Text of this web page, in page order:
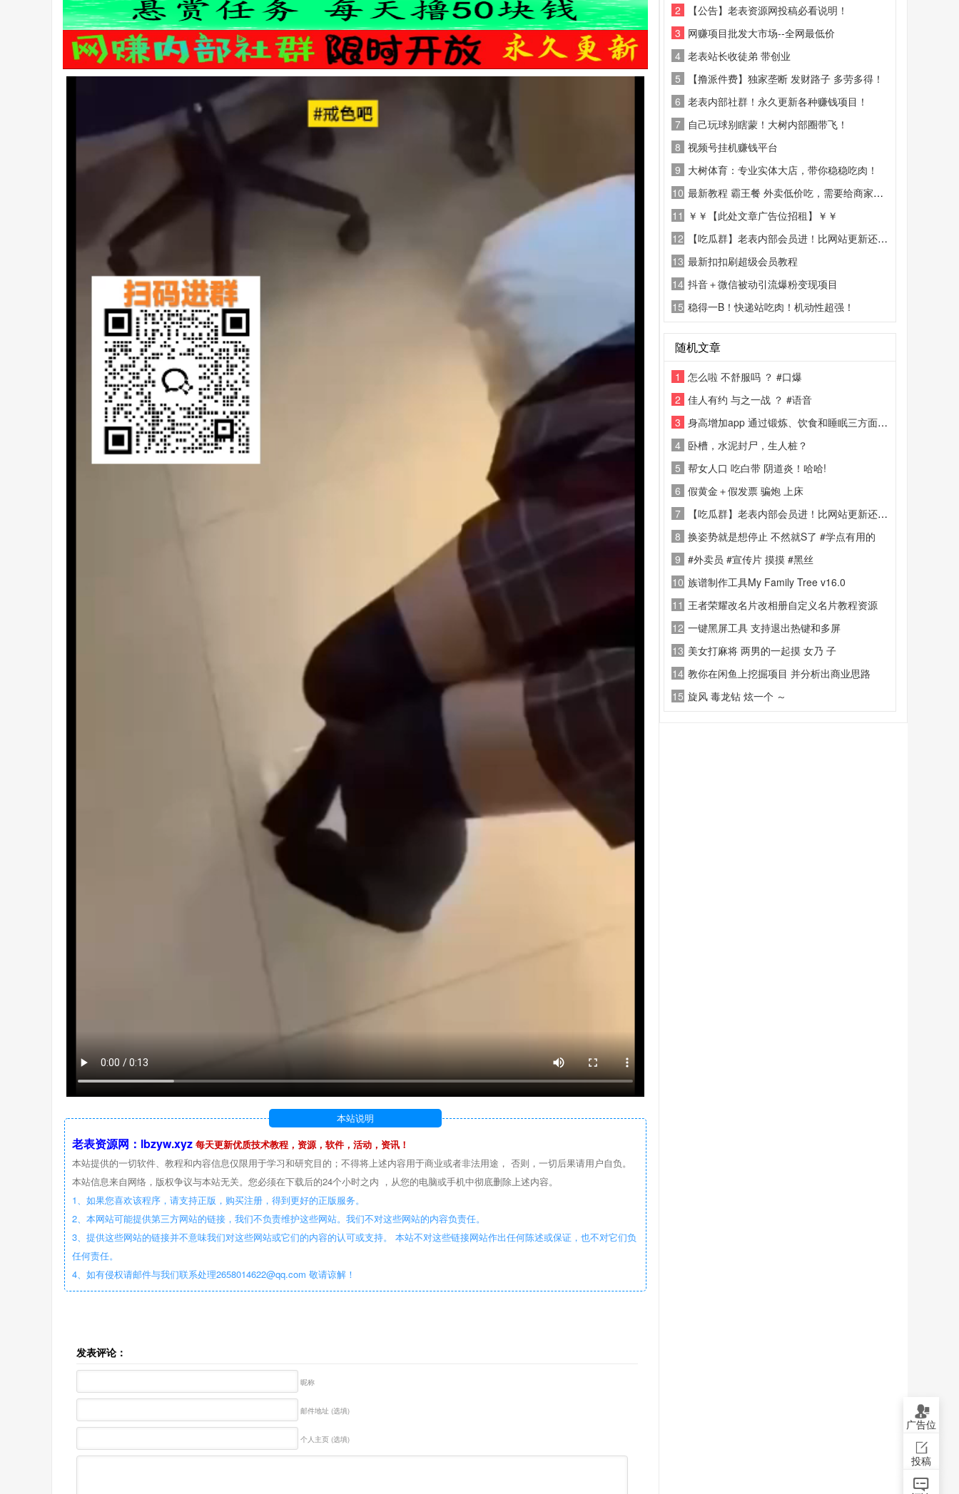
本站说明
老表资源网：lbzyw.xyz 每天更新优质技术教程，资源，软件，活动，资讯！
本站提供的一切软件、教程和内容信息仅限用于学习和研究目的；不得将上述内容用于商业或者非法用途， 否则，一切后果请用户自负。
本站信息来自网络，版权争议与本站无关。您必须在下载后的24个小时之内 ，从您的电脑或手机中彻底删除上述内容。
1、如果您喜欢该程序，请支持正版，购买注册，得到更好的正版服务。
2、本网站可能提供第三方网站的链接，我们不负责维护这些网站。我们不对这些网站的内容负责任。
3、提供这些网站的链接并不意味我们对这些网站或它们的内容的认可或支持。 本站不对这些链接网站作出任何陈述或保证，也不对它们负
任何责任。
4、如有侵权请邮件与我们联系处理2658014622@qq.com 敬请谅解！
发表评论：
昵称
邮件地址 (选填)
个人主页 (选填)
2
【公告】老表资源网投稿必看说明！
3 网赚项目批发大市场--全网最低价
4 老表站长收徒弟 带创业
5
【撸派件费】独家垄断 发财路子 多劳多得！
6 老表内部社群！永久更新各种赚钱项目！
7 自己玩球别瞎蒙！大树内部圈带飞！
8 视频号挂机赚钱平台
9 大树体育：专业实体大店，带你稳稳吃肉！
10 最新教程 霸王餐 外卖低价吃，需要给商家好评
11 ￥￥【此处文章广告位招租】￥￥
12
【吃瓜群】老表内部会员进！比网站更新还精彩！
13 最新扣扣刷超级会员教程
14 抖音＋微信被动引流爆粉变现项目
15 稳得一B！快递站吃肉！机动性超强！
随机文章
1
怎么啦 不舒服吗 ？ #口爆
2 佳人有约 与之一战 ？ #语音
3 身高增加app 通过锻炼、饮食和睡眠三方面的综合方案 高级版
4 卧槽，水泥封尸，生人桩？
5 帮女人口 吃白带 阴道炎！哈哈!
6 假黄金＋假发票 骗炮 上床
7
【吃瓜群】老表内部会员进！比网站更新还精彩！
8 换姿势就是想停止 不然就S了 #学点有用的
9 #外卖员 #宣传片 摸摸 #黑丝
10 族谱制作工具My Family Tree v16.0
11 王者荣耀改名片改相册自定义名片教程资源
12 一键黑屏工具 支持退出热键和多屏
13 美女打麻将 两男的一起摸 女乃 子
14 教你在闲鱼上挖掘项目 并分析出商业思路
15 旋风 毒龙钻 炫一个 ～
广告位
投稿